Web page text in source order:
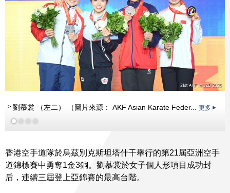
劉慕裳 （左二） （圖片來源： AKF Asian Karate Feder... 更多
更多
香港空手道隊於烏茲別克斯坦塔什干舉行的第21屆亞洲空手
道錦標賽中勇奪1金3銅。劉慕裳於女子個人形項目成功封
后，連續三屆登上亞錦賽的最高台階。